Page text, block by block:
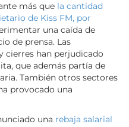
más que la cantidad
de Kiss FM, por
una caída de
de prensa. Las
cierres han perjudicado
que además partía de
También otros sectores
provocado una
una rebaja salarial